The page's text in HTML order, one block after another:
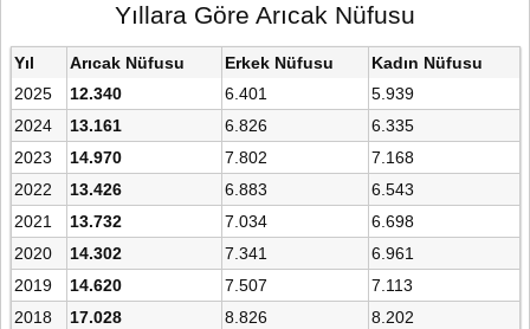
Yıllara Göre Arıcak Nüfusu
Yıl Arıcak Nüfusu Erkek Nüfusu
Kadın Nüfusu
2025
12.340 6.401
5.939
2024
13.161 6.826
6.335
2023
14.970 7.802
7.168
2022
13.426 6.883
6.543
2021
13.732 7.034
6.698
2020
14.302 7.341
6.961
2019
14.620 7.507
7.113
2018
17.028 8.826
8.202